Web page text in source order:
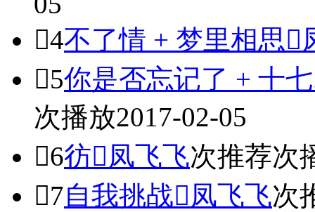
4不了情 + 梦里相思
5你是否忘记了 + 十
次播放2017-02-05
6彷凤飞飞次推荐次
7自我挑战凤飞飞次